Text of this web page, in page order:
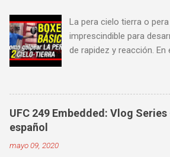
La pera cielo tierra o
imprescindible para
de rapidez y reacción. En
fuerza o la
es fenomenal para
contra golpes a alta
también las entradas
UFC 249 Embedded: Vlog Series
español
mayo 09, 2020